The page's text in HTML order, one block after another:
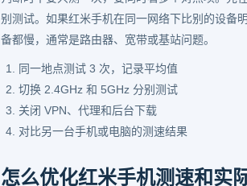
别测试。如果红米手机在同一网络下比别的设备
备都慢，通常是路由器、宽带或基站问题。
同一地点测试 3 次，记录平均值
切换 2.4GHz 和 5GHz 分别测试
关闭 VPN、代理和后台下载
对比另一台手机或电脑的测速结果
怎么优化红米手机测速和实